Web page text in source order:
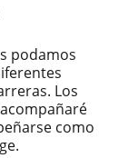
podamos
Los
como